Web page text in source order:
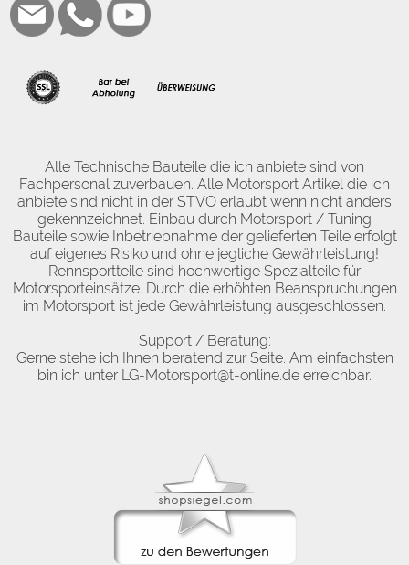
Alle Technische Bauteile die ich anbiete sind von
Fachpersonal zuverbauen. Alle Motorsport Artikel die ich
anbiete sind nicht in der STVO erlaubt wenn nicht anders
gekennzeichnet. Einbau durch Motorsport / Tuning
Bauteile sowie Inbetriebnahme der gelieferten Teile erfolgt
auf eigenes Risiko und ohne jegliche Gewährleistung!
Rennsportteile sind hochwertige Spezialteile für
Motorsporteinsätze. Durch die erhöhten Beanspruchungen
im Motorsport ist jede Gewährleistung ausgeschlossen.
Support / Beratung:
Gerne stehe ich Ihnen beratend zur Seite. Am einfachsten
bin ich unter LG-Motorsport@t-online.de erreichbar.